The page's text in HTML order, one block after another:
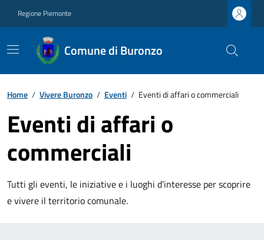
Regione Piemonte
Comune di Buronzo
Home / Vivere Buronzo / Eventi / Eventi di affari o commerciali
Eventi di affari o
commerciali
Tutti gli eventi, le iniziative e i luoghi d’interesse per scoprire
e vivere il territorio comunale.